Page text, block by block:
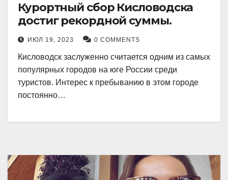
Курортный сбор Кисловодска
достиг рекордной суммы.
ИЮЛ 19, 2023 0 COMMENTS
Кисловодск заслуженно считается одним из самых
популярных городов на юге России среди
туристов. Интерес к пребыванию в этом городе
постоянно…